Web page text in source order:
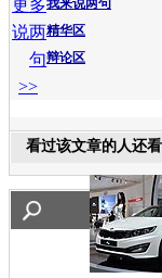
我来说两句
精华区
辩论区
更多
说两
句
>>
看过该文章的人还